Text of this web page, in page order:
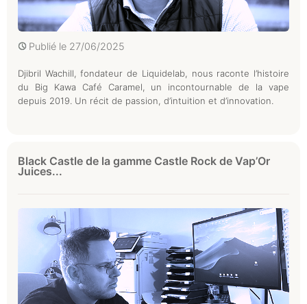
Publié le 27/06/2025
Djibril Wachill, fondateur de Liquidelab, nous raconte l’histoire
du Big Kawa Café Caramel, un incontournable de la vape
depuis 2019. Un récit de passion, d’intuition et d’innovation.
Black Castle de la gamme Castle Rock de Vap’Or
Juices...